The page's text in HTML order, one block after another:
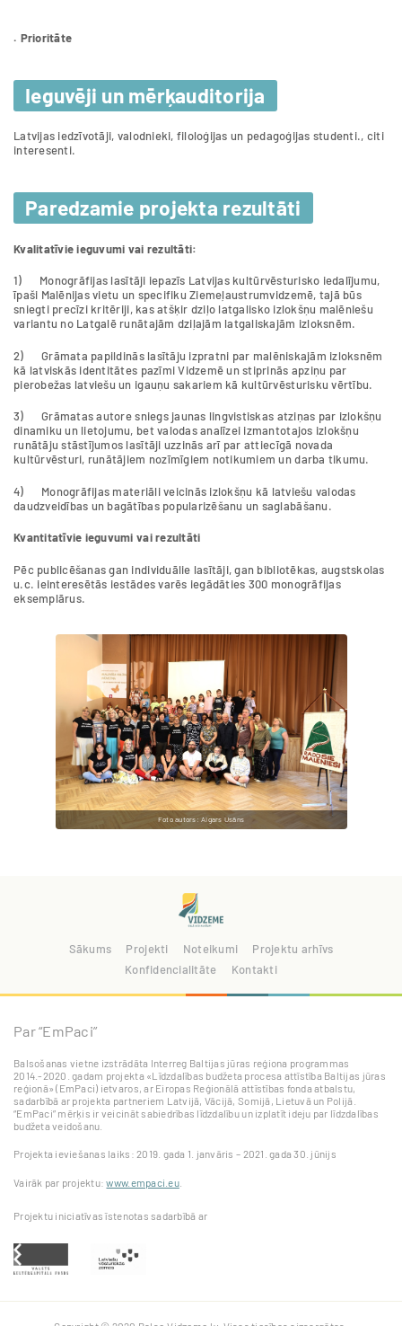
. Prioritāte
Ieguvēji un mērķauditorija
Latvijas iedzīvotāji, valodnieki, filoloģijas un pedagoģijas studenti., citi
interesenti.
Paredzamie projekta rezultāti
Kvalitatīvie ieguvumi vai rezultāti:
1) Monogrāfijas lasītāji iepazīs Latvijas kultūrvēsturisko iedalījumu,
īpaši Malēnijas vietu un specifiku Ziemeļaustrumvidzemē, tajā būs
sniegti precīzi kritēriji, kas atšķir dziļo latgalisko izlokšņu malēniešu
variantu no Latgalē runātajām dziļajām latgaliskajām izloksnēm.
2)Grāmata papildinās lasītāju izpratni par malēniskajām izloksnēm
kā latviskās identitātes pazīmi Vidzemē un stiprinās apziņu par
pierobežas latviešu un igauņu sakariem kā kultūrvēsturisku vērtību.
3)Grāmatas autore sniegs jaunas lingvistiskas atziņas par izlokšņu
dinamiku un lietojumu, bet valodas analīzei izmantotajos izlokšņu
runātāju stāstījumos lasītāji uzzinās arī par attiecīgā novada
kultūrvēsturi, runātājiem nozīmīgiem notikumiem un darba tikumu.
4) Monogrāfijas materiāli veicinās izlokšņu kā latviešu valodas
daudzveidības un bagātības popularizēšanu un saglabāšanu.
Kvantitatīvie ieguvumi vai rezultāti
Pēc publicēšanas gan individuālie lasītāji, gan bibliotēkas, augstskolas
u.c. ieinteresētās iestādes varēs iegādāties 300 monogrāfijas
eksemplārus.
Foto autors: Aigars Usāns
Sākums Projekti Noteikumi
Projektu arhīvs
Konfidencialitāte
Kontakti
Par “EmPaci”
Balsošanas vietne izstrādāta Interreg Baltijas jūras reģiona programmas
2014.-2020. gadam projekta «Līdzdalības budžeta procesa attīstība Baltijas jūras
reģionā» (EmPaci) ietvaros, ar Eiropas Reģionālā attīstības fonda atbalstu,
sadarbībā ar projekta partneriem Latvijā, Vācijā, Somijā, Lietuvā un Polijā.
“EmPaci” mērķis ir veicināt sabiedrības līdzdalību un izplatīt ideju par līdzdalības
budžeta veidošanu.
Projekta ieviešanas laiks: 2019. gada 1. janvāris – 2021. gada 30. jūnijs
Vairāk par projektu:www.empaci.eu.
Projektu iniciatīvas īstenotas sadarbībā ar